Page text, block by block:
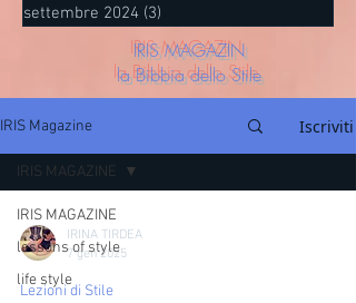
settembre 2024 (3)
IRIS MAGAZIN
la Bibbia dello Stile
IRIS Magazine Iscriviti
IRIS MAGAZINE
lessons of style
life style
IRIS MAGAZINE
IRINA TIRDEA
7 gen 2025
Lezioni di Stile